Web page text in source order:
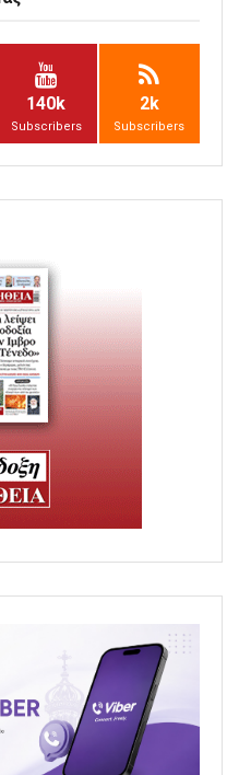
140k
Subscribers
2k
Subscribers